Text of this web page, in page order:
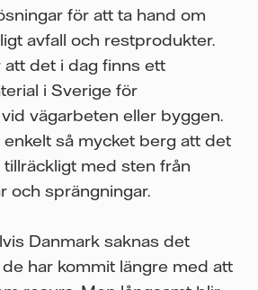
för att ta hand om
avfall och restprodukter.
att det i dag finns ett
i Sverige för
vägarbeten eller byggen.
så mycket berg att det
med sten från
och sprängningar.
Danmark saknas det
har kommit längre med att